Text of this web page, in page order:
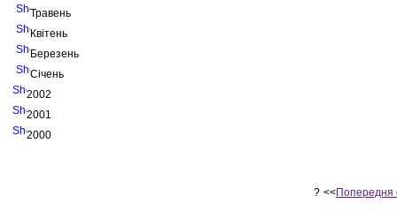
Травень
Квітень
Березень
Січень
2002
2001
2000
? <<Попередня